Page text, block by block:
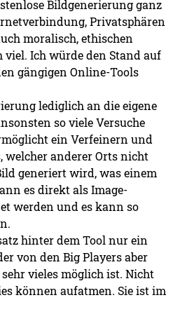
Bildgenerierung ganz
Privatsphären
moralisch, ethischen
Ich würde den Stand auf
gängigen Online-Tools
lediglich an die eigene
so viele Versuche
ein Verfeinern und
welcher anderer Orts nicht
generiert wird, was einem
es direkt als Image-
werden und es kann so
hinter dem Tool nur ein
von den Big Players aber
vieles möglich ist. Nicht
können aufatmen. Sie ist im